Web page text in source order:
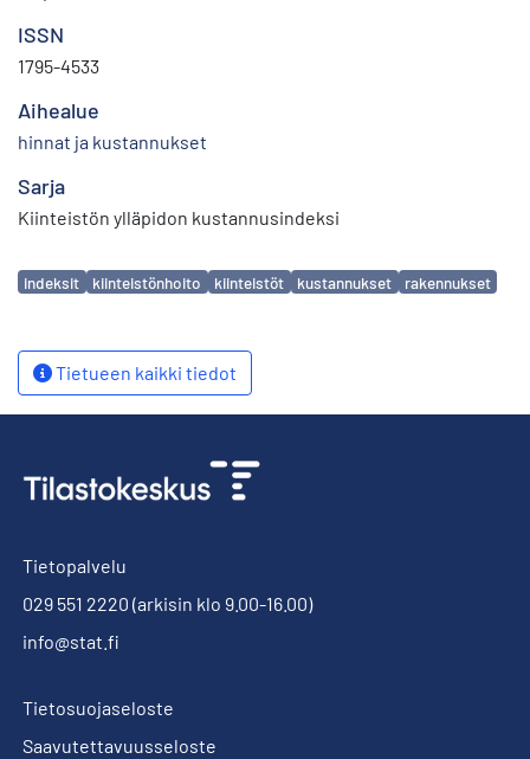
ISSN
1795-4533
Aihealue
hinnat ja kustannukset
Sarja
Kiinteistön ylläpidon kustannusindeksi
Avainsanat
indeksit kiinteistönhoito kiinteistöt kustannukset rakennukset
Tietueen kaikki tiedot
Tietopalvelu
029 551 2220 (arkisin klo 9.00-16.00)
info@stat.fi
Tietosuojaseloste
Saavutettavuusseloste